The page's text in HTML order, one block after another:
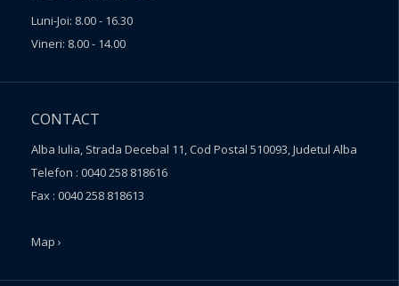
Luni-Joi: 8.00 - 16.30
Vineri: 8.00 - 14.00
CONTACT
Alba Iulia, Strada Decebal 11, Cod Postal 510093, Judetul Alba
Telefon : 0040 258 818616
Fax : 0040 258 818613
Map ›